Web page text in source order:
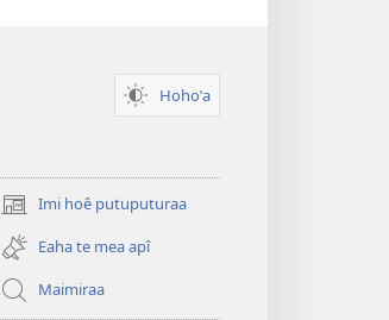
Hohoˈa
Imi hoê putuputuraa
(opens
new
window)
Eaha te mea apî
Maimiraa